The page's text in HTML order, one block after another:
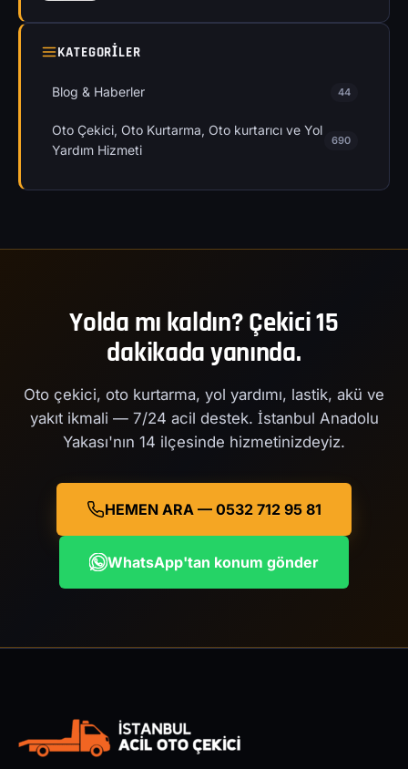
KATEGORILER
Blog & Haberler 44
Oto Çekici, Oto Kurtarma, Oto kurtarıcı ve Yol
Yardım Hizmeti
690
Yolda mı kaldın? Çekici 15
dakikada yanında.
Oto çekici, oto kurtarma, yol yardımı, lastik, akü ve
yakıt ikmali — 7/24 acil destek. İstanbul Anadolu
Yakası'nın 14 ilçesinde hizmetinizdeyiz.
HEMEN ARA — 0532 712 95 81
WhatsApp'tan konum gönder